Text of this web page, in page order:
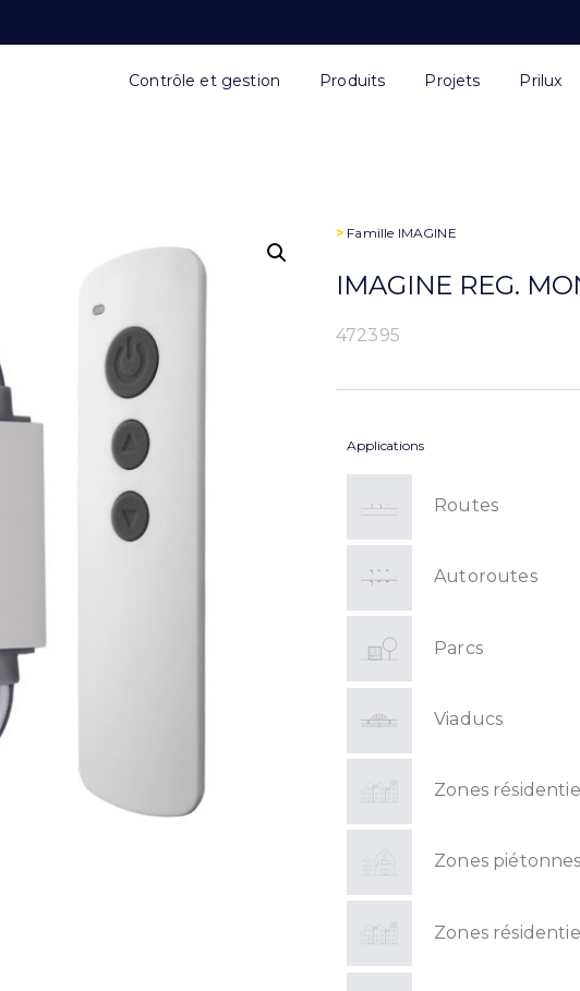
Contrôle et gestion Produits Projets Prilux
> Famille IMAGINE
IMAGINE REG.
472395
Applications
Routes
Autoroutes
Parcs
Viaducs
Zones
Zones piétonnes
Zones